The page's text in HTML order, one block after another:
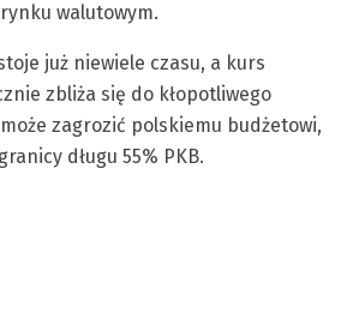
walutowym.
już niewiele czasu, a kurs
zbliża się do kłopotliwego
zagrozić polskiemu budżetowi,
długu 55% PKB.